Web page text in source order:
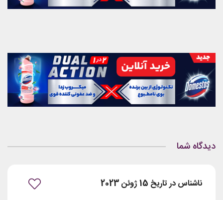
دیدگاه شما
ناشناس در تاریخ 15 ژوئن 2023